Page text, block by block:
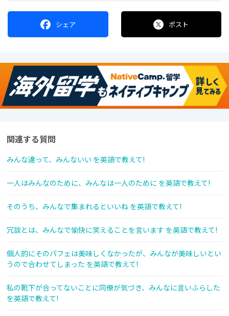
シェア ポスト
関連する質問
みんな違って、みんないい を英語で教えて!
一人はみんなのために、みんなは一人のために を英語で教えて!
そのうち、みんなで集まれるといいね を英語で教えて!
冗談とは、みんなで愉快に笑えることを言います を英語で教えて!
個人的にそのパフェは美味しくなかったが、みんなが美味しいとい
うので合わせてしまった を英語で教えて!
私の靴下が合ってないことに同僚が気づき、みんなに言いふらした
を英語で教えて!